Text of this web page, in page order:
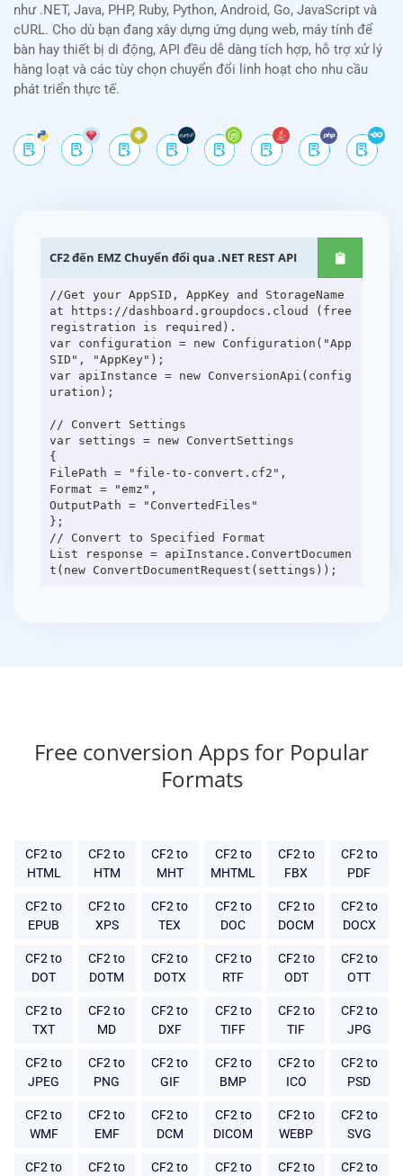
như .NET, Java, PHP, Ruby, Python, Android, Go, JavaScript và
cURL. Cho dù bạn đang xây dựng ứng dụng web, máy tính để
bàn hay thiết bị di động, API đều dễ dàng tích hợp, hỗ trợ xử lý
hàng loạt và các tùy chọn chuyển đổi linh hoạt cho nhu cầu
phát triển thực tế.
CF2 đến EMZ Chuyển đổi qua .NET REST API
//Get your AppSID, AppKey and StorageName
at https://dashboard.groupdocs.cloud (free
registration is required).
var configuration = new Configuration("App
SID", "AppKey");
var apiInstance = new ConversionApi(config
uration);
// Convert Settings
var settings = new ConvertSettings
{
FilePath = "file-to-convert.cf2",
Format = "emz",
OutputPath = "ConvertedFiles"
};
// Convert to Specified Format
List response = apiInstance.ConvertDocumen
Free conversion Apps for Popular
Formats
CF2 to
HTML
CF2 to
HTM
CF2 to
MHT
CF2 to
MHTML
CF2 to
FBX
CF2 to
PDF
CF2 to
EPUB
CF2 to
XPS
CF2 to
TEX
CF2 to
DOC
CF2 to
DOCM
CF2 to
DOCX
CF2 to
DOT
CF2 to
DOTM
CF2 to
DOTX
CF2 to
RTF
CF2 to
ODT
CF2 to
OTT
CF2 to
TXT
CF2 to
MD
CF2 to
DXF
CF2 to
TIFF
CF2 to
TIF
CF2 to
JPG
CF2 to
JPEG
CF2 to
PNG
CF2 to
GIF
CF2 to
BMP
CF2 to
ICO
CF2 to
PSD
CF2 to
WMF
CF2 to
EMF
CF2 to
DCM
CF2 to
DICOM
CF2 to
WEBP
CF2 to
SVG
CF2 to
CF2 to
CF2 to
CF2 to
CF2 to
CF2 to